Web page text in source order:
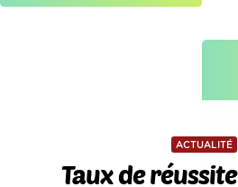
ACTUALITÉ
Taux de réussite